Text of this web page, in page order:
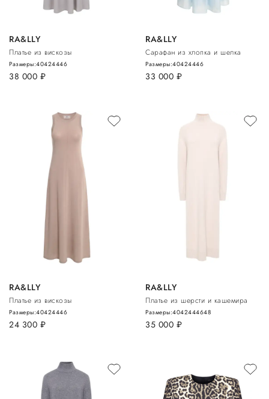
RA&LLY
Платье из вискозы
38 000 руб.
Размеры:40424446
RA&LLY
Cарафан из хлопка и шелка
33 000 руб.
Размеры:40424446
RA&LLY
Платье из вискозы
24 300 руб.
Размеры:40424446
RA&LLY
Платье из шерсти и кашемира
35 000 руб.
Размеры:4042444648